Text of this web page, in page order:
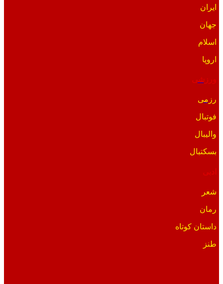
ایران
جهان
اسلام
اروپا
ورزشی
رزمی
فوتبال
والیبال
بسکتبال
ادبی
شعر
رمان
داستان کوتاه
طنز